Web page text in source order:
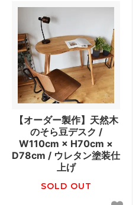
【オーダー製作】天然木
のそら豆デスク /
W110cm × H70cm ×
D78cm / ウレタン塗装仕
上げ
SOLD OUT